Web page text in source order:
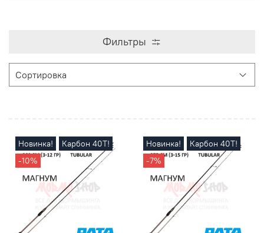
Фильтры
Новинка!
Карбон 40Т!
-10%
Новинка!
Карбон 40Т!
-7%